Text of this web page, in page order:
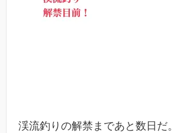
渓流釣りの解禁まであと数日だ。